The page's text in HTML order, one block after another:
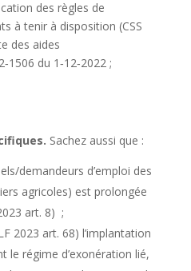
des règles de
à tenir à disposition (CSS
des aides
du 1‑12‑2022 ;
Sachez aussi que :
demandeurs d’emploi des
agricoles) est prolongée
art. 8) ;
2023 art. 68) l’implantation
le régime d’exonération lié,